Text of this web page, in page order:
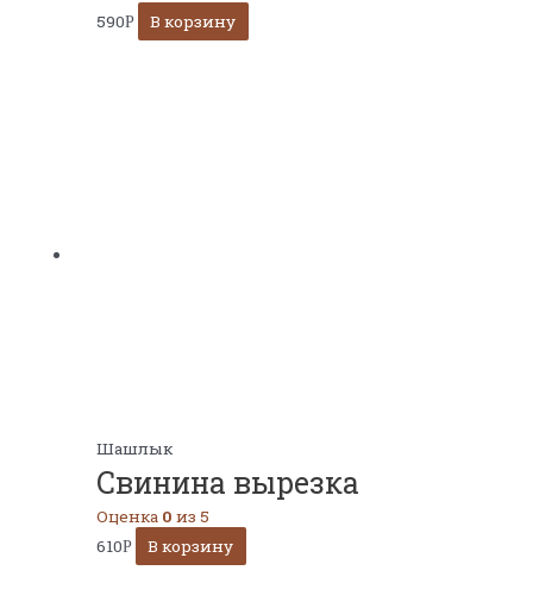
590Р В корзину
Шашлык
Свинина вырезка
Оценка 0 из 5
610Р В корзину